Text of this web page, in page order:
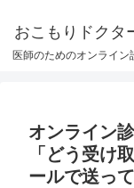
おこもりドクタ
医師のためのオンライン
オンライン
「どう受け
ールで送っ